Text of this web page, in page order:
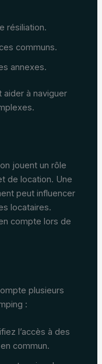
résiliation.
communs.
annexes.
aider à naviguer
jouent un rôle
de location. Une
peut influencer
locataires.
compte lors de
plusieurs
:
l’accès à des
commun.